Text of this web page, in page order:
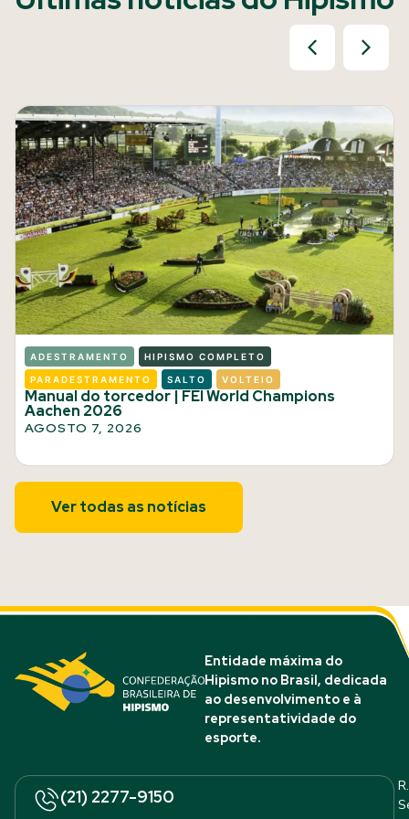
ADESTRAMENTO HIPISMO COMPLETO
PARADESTRAMENTO SALTO VOLTEIO
Manual do torcedor | FEI World Champions
Aachen 2026
AGOSTO 7, 2026
Ver todas as notícias
Entidade máxima do
Hipismo no Brasil, dedicada
ao desenvolvimento e à
representatividade do
esporte.
(21) 2277-9150
R.